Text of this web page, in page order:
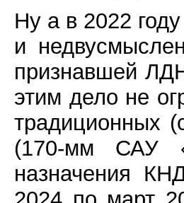
Ну а в 2022
и
признавшей
этим дело не
традиционных
(170-мм САУ
назначения